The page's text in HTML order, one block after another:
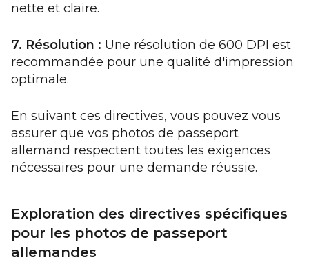
nette et claire.
7. Résolution : Une résolution de 600 DPI est
recommandée pour une qualité d'impression
optimale.
En suivant ces directives, vous pouvez vous
assurer que vos photos de passeport
allemand respectent toutes les exigences
nécessaires pour une demande réussie.
Exploration des directives spécifiques
pour les photos de passeport
allemandes